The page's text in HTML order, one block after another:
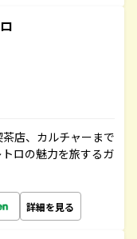
店、カルチャーまで
ロの魅力を旅するガ
詳細を見る